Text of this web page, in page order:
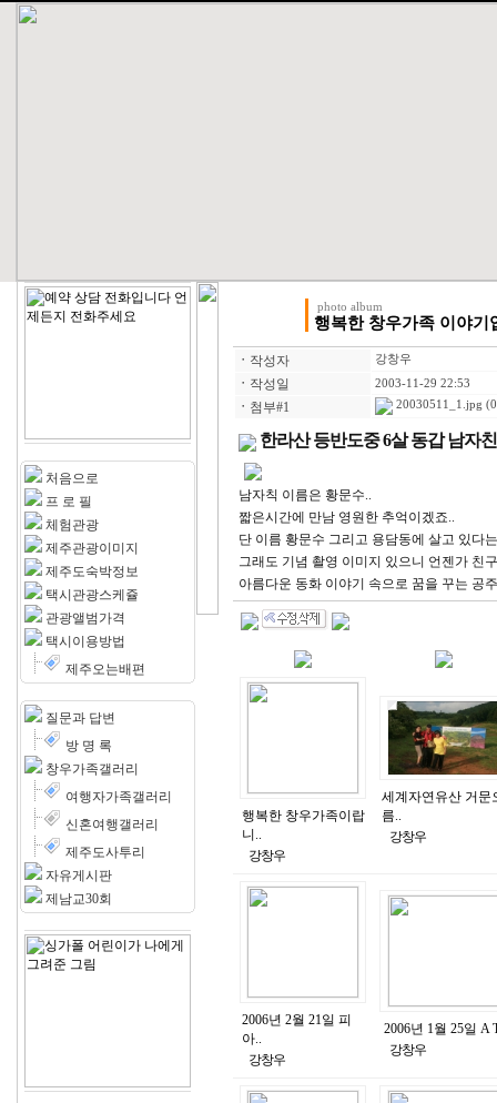
처음으로
프 로 필
체험관광
제주관광이미지
제주도숙박정보
택시관광스케쥴
관광앨범가격
택시이용방법
제주오는배편
질문과 답변
방 명 록
창우가족갤러리
여행자가족갤러리
신혼여행갤러리
제주도사투리
자유게시판
제남교30회
photo album
행복한 창우가족 이야기
ㆍ 작성자 강창우
ㆍ 작성일 2003-11-29 22:53
ㆍ 첨부#1 20030511_1.jpg
한라산 등반도중 6살 동갑 남자
남자칙 이름은 황문수..
짧은시간에 만남 영원한 추억이겠죠..
단 이름 황문수 그리고 용담동에 살고 있다
그래도 기념 촬영 이미지 있으니 언젠가 친
아름다운 동화 이야기 속으로 꿈을 꾸는 공
행복한 창우가족이랍
니..
강창우
세계자연유산 거문
름..
강창우
2006년 2월 21일 피
아..
강창우
2006년 1월 25일 A
강창우